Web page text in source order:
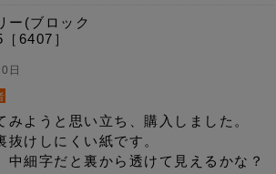
ー(ブロック
6407］
日
みようと思い立ち、購入しました。
けしにくい紙です。
中細字だと裏から透けて見えるかな？